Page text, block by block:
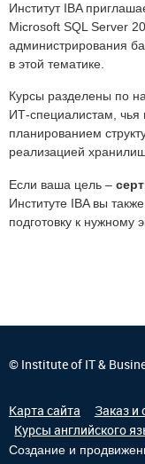
Институт IBA
Microsoft SQL Server
администрирования
в этой тематике.
Курсы разделены по
ИТ-специалистам, чья
планированием
реализацией
Если ваша цель –
Институте IBA вы
подготовку к нужному
© Institute of IT &
Карта сайта
Заказ и
Курсы английского
Создание и